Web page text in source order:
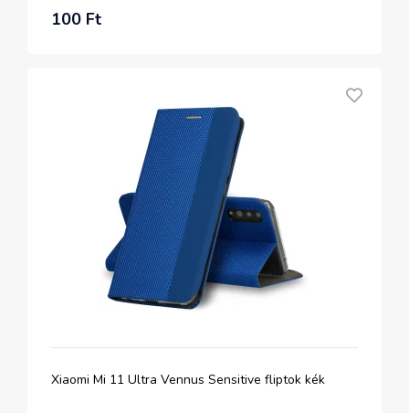
100 Ft
Xiaomi Mi 11 Ultra Vennus Sensitive fliptok kék